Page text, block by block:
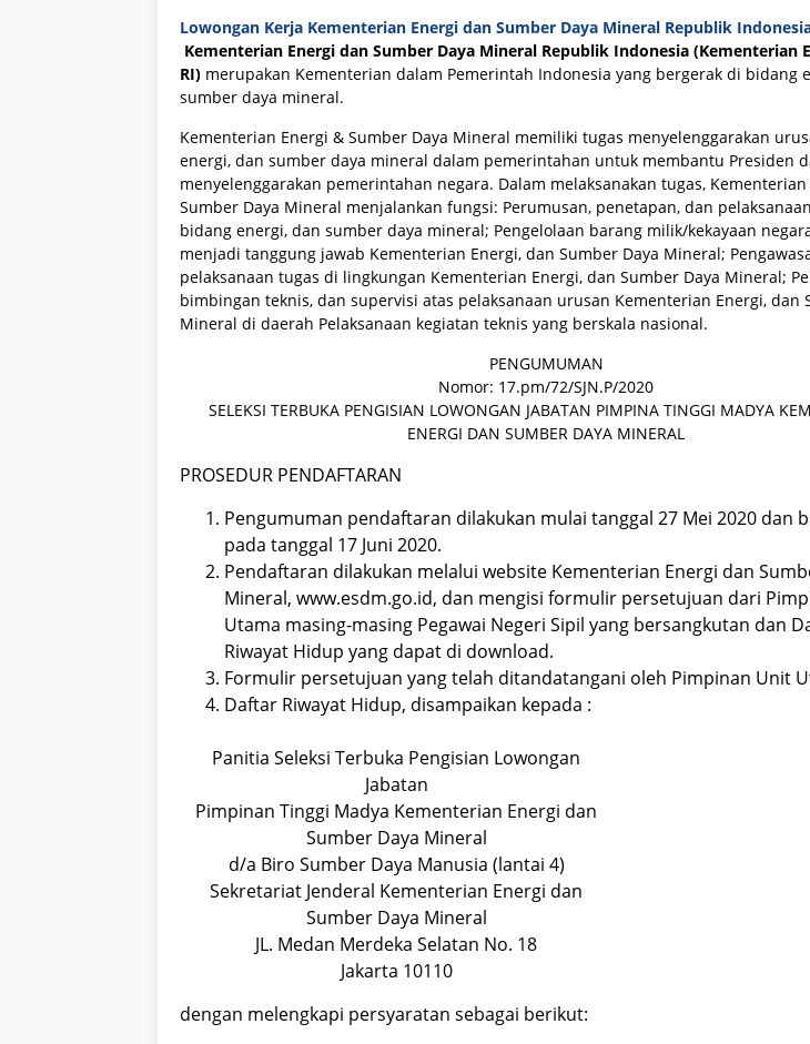
Lowongan Kerja Kementerian Energi dan Sumber Daya Mineral Republik
Kementerian Energi dan Sumber Daya Mineral Republik Indonesia (Kementerian
RI) merupakan Kementerian dalam Pemerintah Indonesia yang bergerak di bidang
sumber daya mineral.
Kementerian Energi & Sumber Daya Mineral memiliki tugas menyelenggarakan
energi, dan sumber daya mineral dalam pemerintahan untuk membantu Presiden
menyelenggarakan pemerintahan negara. Dalam melaksanakan tugas,
Sumber Daya Mineral menjalankan fungsi: Perumusan, penetapan, dan
bidang energi, dan sumber daya mineral; Pengelolaan barang milik/kekayaan
menjadi tanggung jawab Kementerian Energi, dan Sumber Daya Mineral;
pelaksanaan tugas di lingkungan Kementerian Energi, dan Sumber Daya Mineral;
bimbingan teknis, dan supervisi atas pelaksanaan urusan Kementerian Energi, dan
Mineral di daerah Pelaksanaan kegiatan teknis yang berskala nasional.
PENGUMUMAN
Nomor: 17.pm/72/SJN.P/2020
SELEKSI TERBUKA PENGISIAN LOWONGAN JABATAN PIMPINA TINGGI MADYA
ENERGI DAN SUMBER DAYA MINERAL
PROSEDUR PENDAFTARAN
Pengumuman pendaftaran dilakukan mulai tanggal 27 Mei 2020 dan
pada tanggal 17 Juni 2020.
Pendaftaran dilakukan melalui website Kementerian Energi dan
Mineral, www.esdm.go.id, dan mengisi formulir persetujuan dari
Utama masing-masing Pegawai Negeri Sipil yang bersangkutan dan
Riwayat Hidup yang dapat di download.
Formulir persetujuan yang telah ditandatangani oleh Pimpinan Unit
Daftar Riwayat Hidup, disampaikan kepada :
Panitia Seleksi Terbuka Pengisian Lowongan
Jabatan
Pimpinan Tinggi Madya Kementerian Energi dan
Sumber Daya Mineral
d/a Biro Sumber Daya Manusia (lantai 4)
Sekretariat Jenderal Kementerian Energi dan
Sumber Daya Mineral
JL. Medan Merdeka Selatan No. 18
Jakarta 10110
dengan melengkapi persyaratan sebagai berikut: